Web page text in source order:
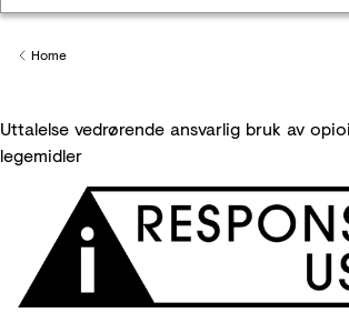
Back to
Home
Uttalelse vedrørende ansvarlig bruk av
legemidler